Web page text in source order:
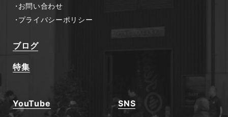
お問い合わせ
プライバシーポリシー
ブログ
特集
YouTube SNS